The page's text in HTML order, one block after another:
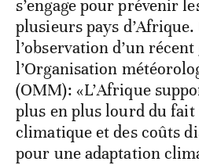
s’engage pour prévenir
plusieurs pays
l’observation d’un récent
l’Organisation
(OMM): «L’Afrique
plus en plus lourd du fait
climatique et des coûts
pour une adaptation